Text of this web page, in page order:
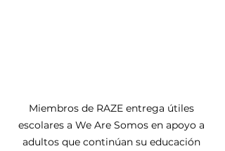
Miembros de RAZE entrega útiles
escolares a We Are Somos en apoyo a
adultos que continúan su educación